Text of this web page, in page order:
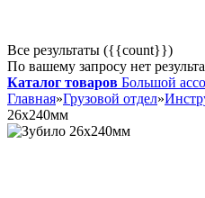
Все результаты ({{count}})
По вашему запросу нет
Каталог товаров Большой
Главная»Грузовой отдел»
26х240мм